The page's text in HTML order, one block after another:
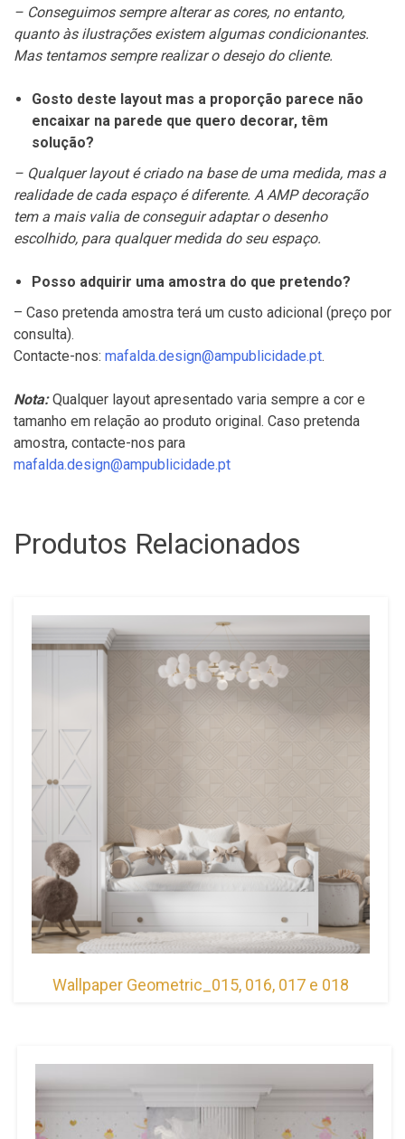
– Conseguimos sempre alterar as cores, no entanto,
quanto às ilustrações existem algumas condicionantes.
Mas tentamos sempre realizar o desejo do cliente.
Gosto deste layout mas a proporção parece não
encaixar na parede que quero decorar, têm
solução?
– Qualquer layout é criado na base de uma medida, mas a
realidade de cada espaço é diferente. A AMP decoração
tem a mais valia de conseguir adaptar o desenho
escolhido, para qualquer medida do seu espaço.
Posso adquirir uma amostra do que pretendo?
– Caso pretenda amostra terá um custo adicional (preço por
consulta).
Contacte-nos: mafalda.design@ampublicidade.pt.
Nota:Qualquer layout apresentado varia sempre a cor e
tamanho em relação ao produto original. Caso pretenda
amostra, contacte-nos para
mafalda.design@ampublicidade.pt
Produtos Relacionados
Wallpaper Geometric_015, 016, 017 e 018